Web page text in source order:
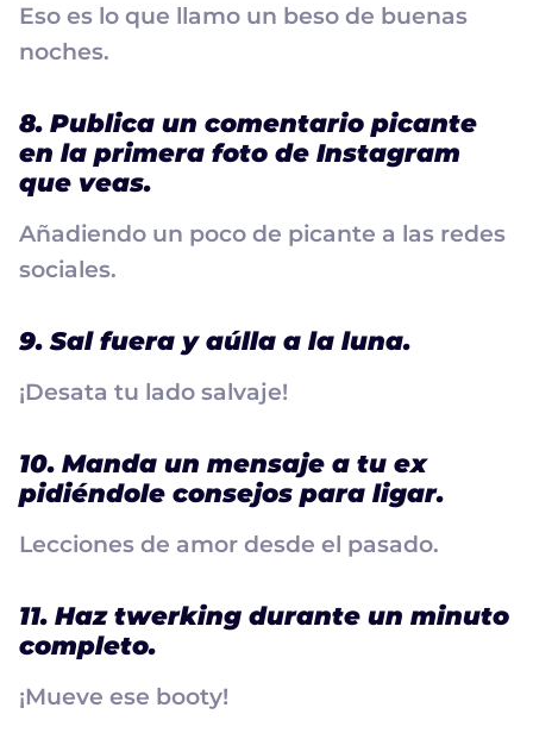
Eso es lo que llamo un beso de buenas
noches.
8. Publica un comentario picante
en la primera foto de Instagram
que veas.
Añadiendo un poco de picante a las redes
sociales.
9. Sal fuera y aúlla a la luna.
¡Desata tu lado salvaje!
10. Manda un mensaje a tu ex
pidiéndole consejos para ligar.
Lecciones de amor desde el pasado.
11. Haz twerking durante un minuto
completo.
¡Mueve ese booty!